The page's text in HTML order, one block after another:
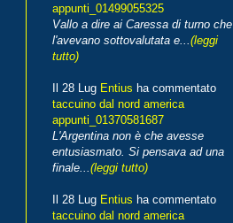
appunti_01499055325
Vallo a dire ai Caressa di turno che
l'avevano sottovalutata e... (leggi
tutto)
Il 28 Lug Entius ha commentato
taccuino dal nord america
appunti_01370581687
L'Argentina non è che avesse
entusiasmato. Si pensava ad una
finale... (leggi tutto)
Il 28 Lug Entius ha commentato
taccuino dal nord america